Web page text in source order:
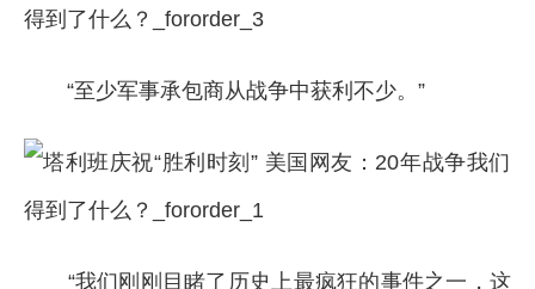
“至少军事承包商从战争中获利不少。”
“我们刚刚目睹了历史上最疯狂的事件之一，这